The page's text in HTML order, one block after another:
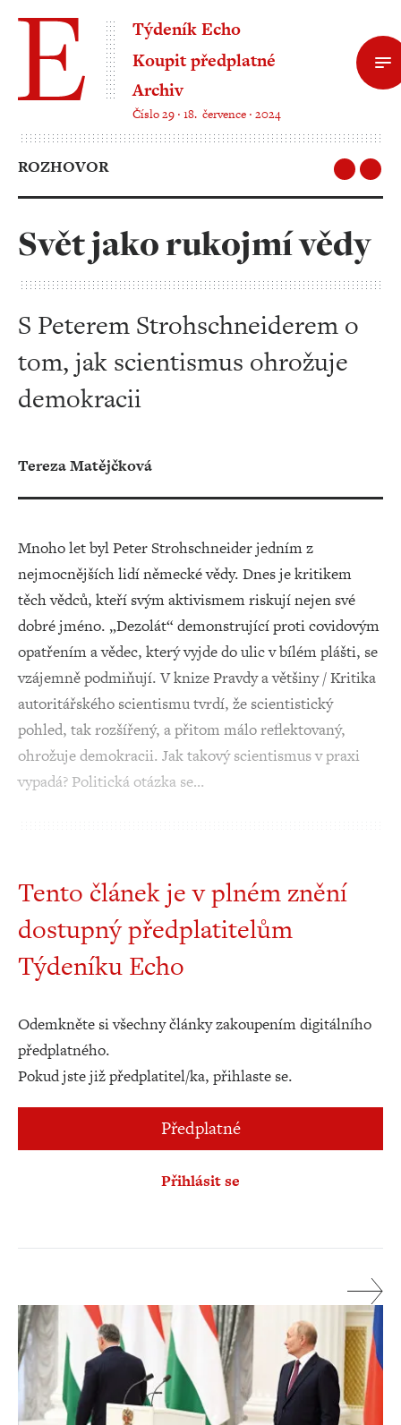
Týdeník Echo
Koupit předplatné
Archiv
Číslo 29 ‧ 18. července ‧ 2024
ROZHOVOR
Svět jako rukojmí vědy
S Peterem Strohschneiderem o
tom, jak scientismus ohrožuje
demokracii
Tereza Matějčková
Mnoho let byl Peter Strohschneider jedním z
nejmocnějších lidí německé vědy. Dnes je kritikem
těch vědců, kteří svým aktivismem riskují nejen své
dobré jméno. „Dezolát“ demonstrující proti covidovým
opatřením a vědec, který vyjde do ulic v bílém plášti, se
vzájemně podmiňují. V knize Pravdy a většiny / Kritika
autoritářského scientismu tvrdí, že scientistický
pohled, tak rozšířený, a přitom málo reflektovaný,
ohrožuje demokracii. Jak takový scientismus v praxi
vypadá? Politická otázka se…
Tento článek je v plném znění
dostupný předplatitelům
Týdeníku Echo
Odemkněte si všechny články zakoupením digitálního
předplatného.
Pokud jste již předplatitel/ka, přihlaste se.
Předplatné
Přihlásit se